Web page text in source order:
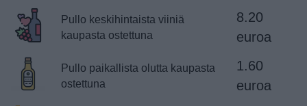
Pullo keskihintaista viiniä
kaupasta ostettuna
8.20
euroa
Pullo paikallista olutta kaupasta
ostettuna
1.60
euroa